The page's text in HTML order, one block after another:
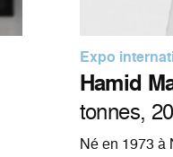
Expo
Hamid
tonnes,
Né en 1973 à